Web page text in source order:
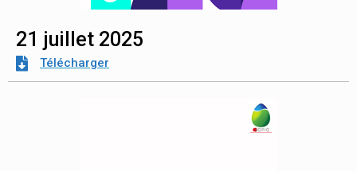
21 juillet 2025
Télécharger